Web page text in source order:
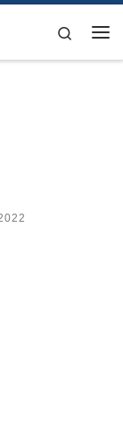
Search